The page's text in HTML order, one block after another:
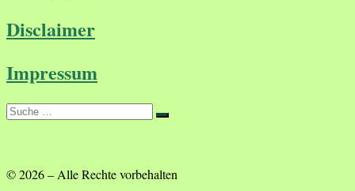
Disclaimer
Impressum
Suche
Suche
© 2026– Alle Rechte vorbehalten